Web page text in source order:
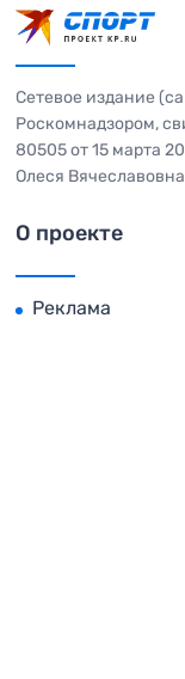
Сетевое издание
Роскомнадзором,
80505 от 15 марта
Олеся
О проекте
Реклама